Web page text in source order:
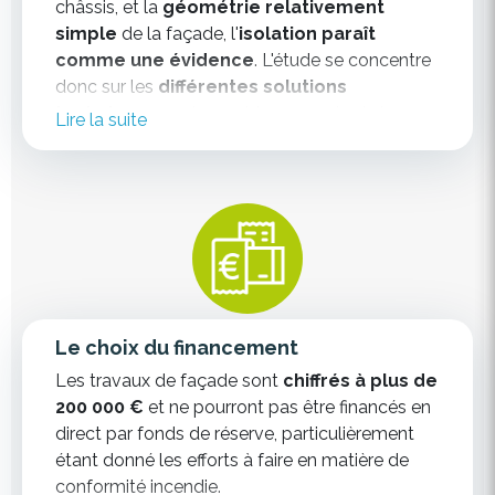
châssis, et la géométrie relativement
simple de la façade, l'isolation paraît
comme une évidence. L'étude se concentre
donc sur les différentes solutions
techniques
Lire la suite
Le choix du financement
Les travaux de façade sont chiffrés à plus de
200 000 € et ne pourront pas être financés en
direct par fonds de réserve, particulièrement
étant donné les efforts à faire en matière de
conformité incendie.